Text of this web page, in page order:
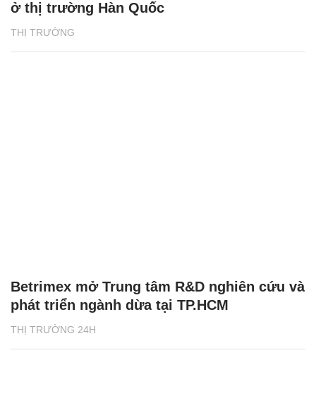
Số hóa và phát triển bền vững - hai trụ cột
Doanh nghiệp Việt nỗ lực ‘mở lối đi riêng’